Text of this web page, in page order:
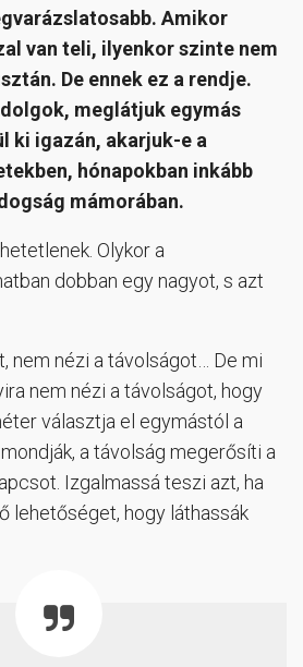
Amikor
van teli, ilyenkor szinte nem
De ennek ez a rendje.
meglátjuk egymás
ki igazán, akarjuk-e a
hónapokban inkább
mámorában.
Olykor a
dobban egy nagyot, s azt
nem nézi a távolságot… De mi
nem nézi a távolságot, hogy
választja el egymástól a
a távolság megerősíti a
Izgalmassá teszi azt, ha
lehetőséget, hogy láthassák